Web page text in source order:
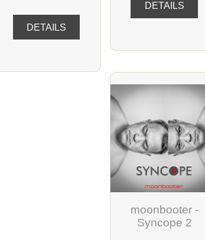
DETAILS
DETAILS
moonbooter -
Syncope 2